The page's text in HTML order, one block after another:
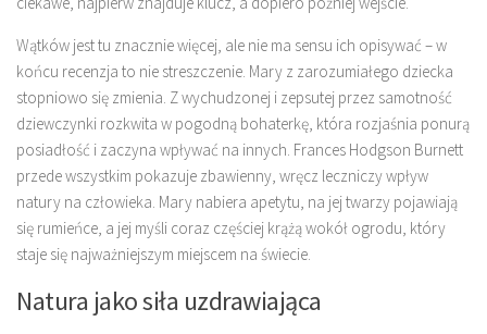
Wątków jest tu znacznie więcej, ale nie ma sensu ich opisywać – w
końcu recenzja to nie streszczenie. Mary z zarozumiałego dziecka
stopniowo się zmienia. Z wychudzonej i zepsutej przez samotność
dziewczynki rozkwita w pogodną bohaterkę, która rozjaśnia ponurą
posiadłość i zaczyna wpływać na innych. Frances Hodgson Burnett
przede wszystkim pokazuje zbawienny, wręcz leczniczy wpływ
natury na człowieka. Mary nabiera apetytu, na jej twarzy pojawiają
się rumieńce, a jej myśli coraz częściej krążą wokół ogrodu, który
staje się najważniejszym miejscem na świecie.
Natura jako siła uzdrawiająca